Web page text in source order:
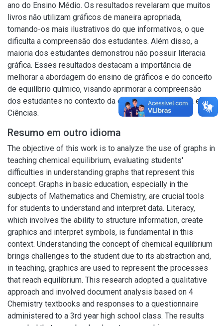
ano do Ensino Médio. Os resultados revelaram que muitos
livros não utilizam gráficos de maneira apropriada,
tornando-os mais ilustrativos do que informativos, o que
dificulta a compreensão dos estudantes. Além disso, a
maioria dos estudantes demonstrou não possuir literacia
gráfica. Esses resultados destacam a importância de
melhorar a abordagem do ensino de gráficos e do conceito
de equilíbrio químico, visando aprimorar a compreensão
dos estudantes no contexto da educação em Química e em
Ciências.
Resumo em outro idioma
The objective of this work is to analyze the use of graphs in
teaching chemical equilibrium, evaluating students'
difficulties in understanding graphs that represent this
concept. Graphs in basic education, especially in the
subjects of Mathematics and Chemistry, are crucial tools
for students to understand and interpret data. Literacy,
which involves the ability to structure information, create
graphics and interpret symbols, is fundamental in this
context. Understanding the concept of chemical equilibrium
brings challenges to the student due to its abstraction and,
in teaching, graphics are used to represent the processes
that reach equilibrium. This research adopted a qualitative
approach and involved document analysis based on 4
Chemistry textbooks and responses to a questionnaire
administered to a 3rd year high school class. The results